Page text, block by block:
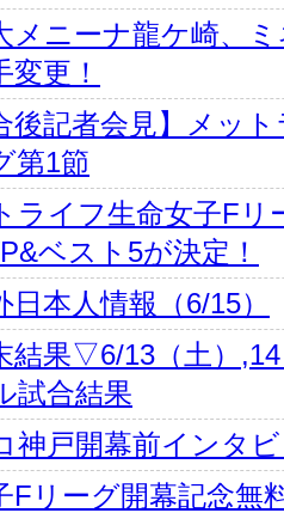
メニーナ龍ケ崎、
変更！
後記者会見】メッ
第1節
ライフ生命女子Fリ
ベスト5が決定！
本人情報（6/15）
結果▽6/13（土）
試合結果
神戸開幕前インタ
Fリーグ開幕記念無